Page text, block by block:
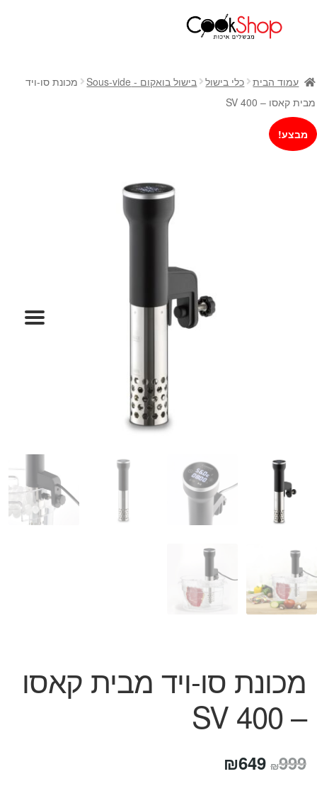
חנות
כלי בישול
סירים
מחבתות
כלי הגשה ואירוח
תשלום
עמוד הבית כלי בישול בישול בואקום - Sous-vide
מכונת סו-ויד
מבית קאסו – 400 SV
מבצע!
מכונת סו-ויד מבית קאסו
– 400 SV
₪999 המחיר
₪649